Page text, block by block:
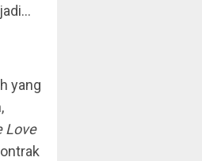
yang
Love